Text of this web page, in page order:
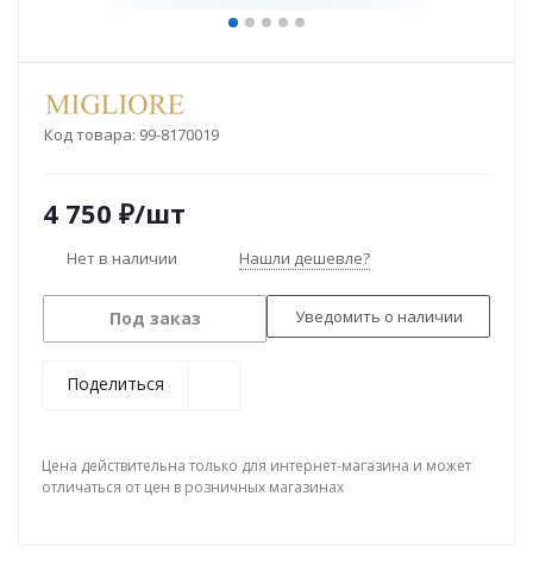
Код товара: 99-8170019
4 750 ₽/шт
Нет в наличии Нашли дешевле?
Под заказ Уведомить о наличии
Поделиться
Цена действительна только для интернет-магазина и может
отличаться от цен в розничных магазинах